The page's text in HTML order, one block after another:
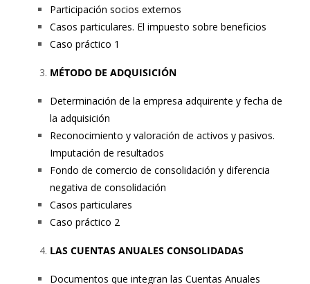
Participación socios externos
Casos particulares. El impuesto sobre beneficios
Caso práctico 1
MÉTODO DE ADQUISICIÓN
Determinación de la empresa adquirente y fecha de
la adquisición
Reconocimiento y valoración de activos y pasivos.
Imputación de resultados
Fondo de comercio de consolidación y diferencia
negativa de consolidación
Casos particulares
Caso práctico 2
LAS CUENTAS ANUALES CONSOLIDADAS
Documentos que integran las Cuentas Anuales